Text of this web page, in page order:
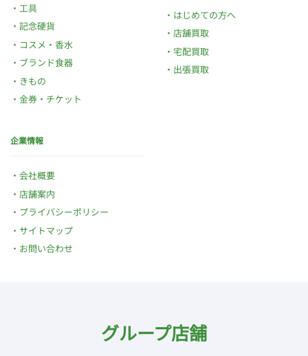
工具
記念硬貨
コスメ・香水
ブランド食器
きもの
金券・チケット
はじめての方へ
店舗買取
宅配買取
出張買取
企業情報
会社概要
店舗案内
プライバシーポリシー
サイトマップ
お問い合わせ
グループ店舗